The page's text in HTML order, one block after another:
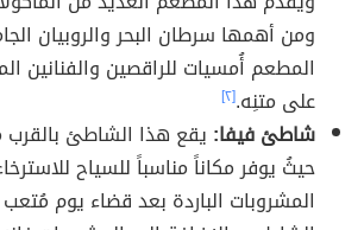
ومن أهمها سرطان البحر والروبيان
المطعم أُمسيات للراقصين والفنانين
على متنِه.[٢]
شاطئ فيفا: يقع هذا الشاطئ بالقرب
حيثُ يوفر مكاناً مناسباً للسياح
المشروبات الباردة بعد قضاء يوم